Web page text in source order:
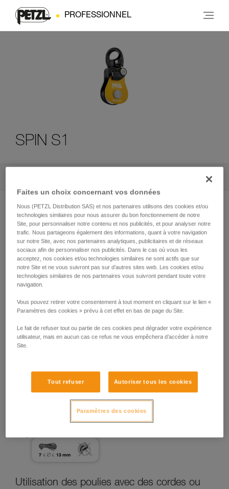
PROFESSIONNEL
SPIN S1
Comment calculer le rapport de mouflage
avec MAESTRO, I’D S, PRO TRAXION,
ROLLCLIP...
Utilisation des poulies avec des cordes ou
Faites un choix concernant vos données
Nous (PETZL Distribution SAS) et nos partenaires utilisons des cookies et/ou
technologies similaires pour nous assurer du bon fonctionnement de notre
Site, pour personnaliser notre contenu et nos publicités, et pour analyser notre
trafic. Nous partageons également des informations, quant à votre navigation
sur notre Site, avec nos partenaires analytiques, publicitaires et de réseaux
sociaux afin de personnaliser nos publicités. Dans le cas où vous les
acceptez, nos cookies et/ou technologies similaires ne sont actifs que sur
notre Site et ne vous suivront pas sur d’autres sites web. Les cookies et/ou
technologies similaires de nos partenaires vous suivront pendant toute votre
navigation.
Vous pouvez retirer votre consentement à tout moment en cliquant sur le lien «
Paramètres des cookies » prévu à cet effet en bas de page du Site.
Le fait de refuser tout ou partie de ces cookies peut dégrader votre expérience
utilisateur, mais en aucun cas ce refus ne vous empêchera d’accéder à notre
Site.
Tout refuser Autoriser tous les cookies
Paramètres des cookies